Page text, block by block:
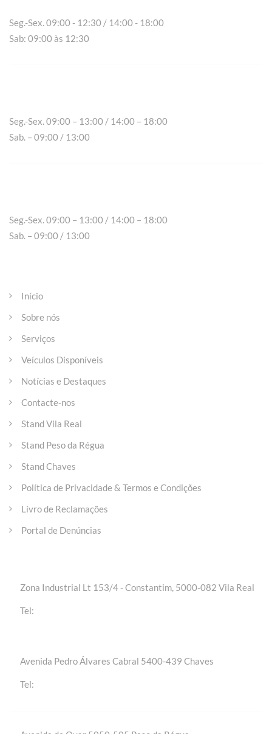
Seg.-Sex. 09:00 - 12:30 / 14:00 - 18:00
Sab: 09:00 às 12:30
Seg.-Sex. 09:00 – 13:00 / 14:00 – 18:00
Sab. – 09:00 / 13:00
Seg.-Sex. 09:00 – 13:00 / 14:00 – 18:00
Sab. – 09:00 / 13:00
Início
Sobre nós
Serviços
Veículos Disponíveis
Notícias e Destaques
Contacte-nos
Stand Vila Real
Stand Peso da Régua
Stand Chaves
Política de Privacidade & Termos e Condições
Livro de Reclamações
Portal de Denúncias
Zona Industrial Lt 153/4 - Constantim, 5000-082 Vila Real
Tel:
Avenida Pedro Álvares Cabral 5400-439 Chaves
Tel: